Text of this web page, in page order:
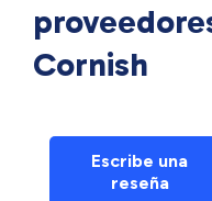
Cornish
Escribe una
reseña